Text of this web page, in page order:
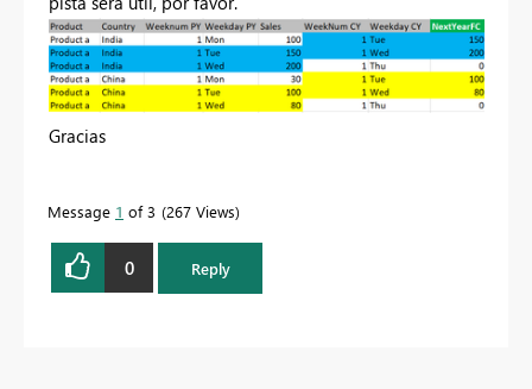
Gracias
Message 1 of 3 267 Views
0 Reply